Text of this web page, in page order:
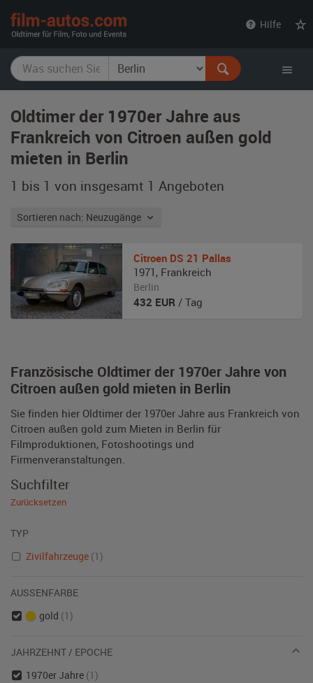
Hilfe
Oldtimer der 1970er Jahre aus
Frankreich von Citroen außen gold
mieten in Berlin
1 bis 1 von insgesamt 1 Angeboten
Sortieren nach: Neuzugänge
Französische Oldtimer der 1970er Jahre von
Citroen außen gold mieten in Berlin
Sie finden hier Oldtimer der 1970er Jahre aus Frankreich von
Citroen außen gold zum Mieten in Berlin für
Filmproduktionen, Fotoshootings und
Firmenveranstaltungen.
Citroen DS 21 Pallas
1971 , Frankreich
Berlin
432 EUR / Tag
Suchfilter
Zurücksetzen
TYP
Zivilfahrzeuge (1)
AUSSENFARBE
gold (1)
JAHRZEHNT / EPOCHE
1970er Jahre (1)